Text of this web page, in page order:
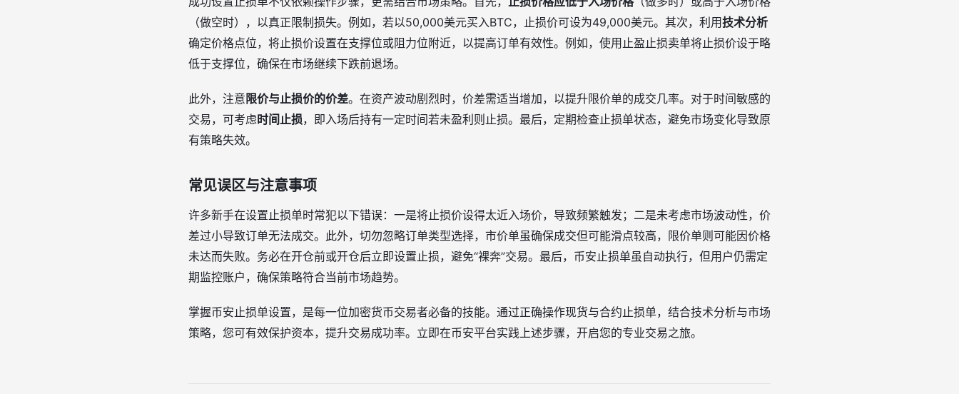
（做空时），以真正限制损失。例如，若以50,000美元买入BTC，止损价可设为49,000美元。其次，利用技术分析
确定价格点位，将止损价设置在支撑位或阻力位附近，以提高订单有效性。例如，使用止盈止损卖单将止损价设于略
低于支撑位，确保在市场继续下跌前退场。
此外，注意 限价与止损价的价差。在资产波动剧烈时，价差需适当增加，以提升限价单的成交几率。对于时间敏感的
交易，可考虑时间止损，即入场后持有一定时间若未盈利则止损。最后，定期检查止损单状态，避免市场变化导致原
有策略失效。
常见误区与注意事项
许多新手在设置止损单时常犯以下错误：一是将止损价设得太近入场价，导致频繁触发；二是未考虑市场波动性，价
差过小导致订单无法成交。此外，切勿忽略订单类型选择，市价单虽确保成交但可能滑点较高，限价单则可能因价格
未达而失败。务必在开仓前或开仓后立即设置止损，避免“裸奔”交易。最后，币安止损单虽自动执行，但用户仍需定
期监控账户，确保策略符合当前市场趋势。
掌握币安止损单设置，是每一位加密货币交易者必备的技能。通过正确操作现货与合约止损单，结合技术分析与市场
策略，您可有效保护资本，提升交易成功率。立即在币安平台实践上述步骤，开启您的专业交易之旅。